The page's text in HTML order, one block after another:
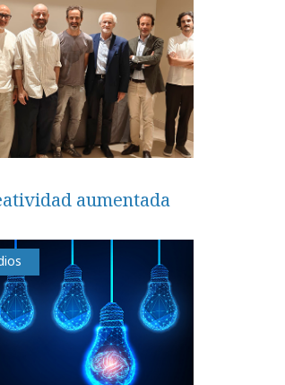
aumentada